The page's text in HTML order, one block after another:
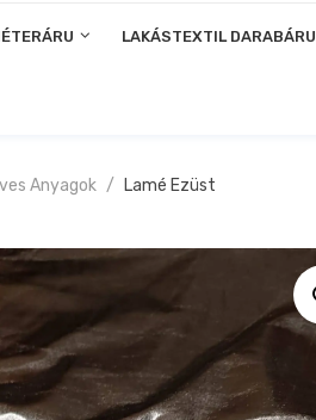
LAKÁSTEXTIL DARABÁRU
Anyagok Lamé Ezüst